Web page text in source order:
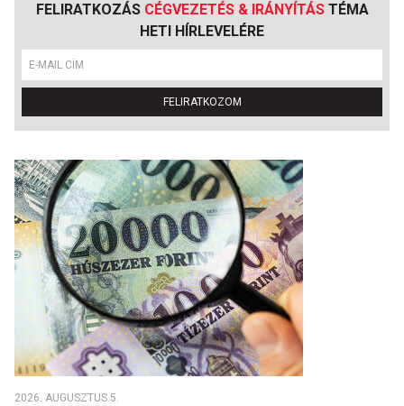
FELIRATKOZÁS CÉGVEZETÉS & IRÁNYÍTÁSTÉMA
HETI HÍRLEVELÉRE
FELIRATKOZOM
2026. AUGUSZTUS 5.